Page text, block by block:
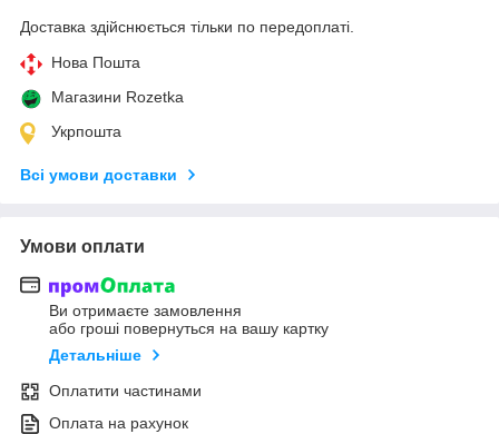
Доставка здійснюється тільки по передоплаті.
Нова Пошта
Магазини Rozetka
Укрпошта
Всі умови доставки
Умови оплати
Ви отримаєте замовлення
або гроші повернуться на вашу картку
Детальніше
Оплатити частинами
Оплата на рахунок